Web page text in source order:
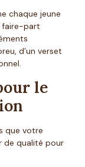
chaque jeune
faire-part
d’un verset
le
que votre
de qualité pour